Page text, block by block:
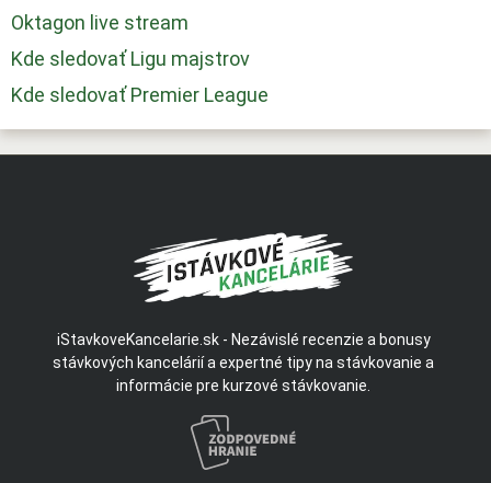
Oktagon live stream
Kde sledovať Ligu majstrov
Kde sledovať Premier League
iStavkoveKancelarie.sk - Nezávislé recenzie a bonusy
stávkových kancelárií a expertné tipy na stávkovanie a
informácie pre kurzové stávkovanie.